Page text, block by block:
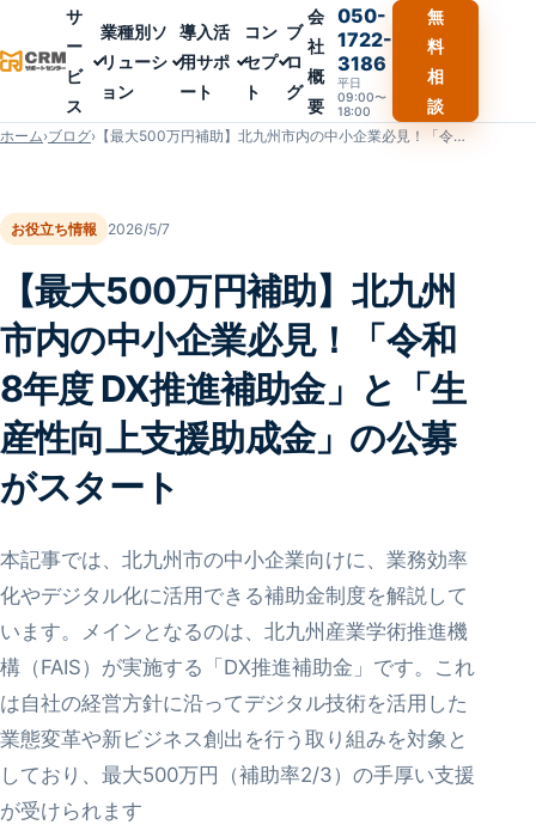
サ
ー
ビ
ス
業種別ソ
リューシ
ョン
導入活
用サポ
ート
コン
セプ
ト
ブ
ロ
グ
会
社
概
要
050-
1722-
3186
平日
09:00〜
18:00
無
料
相
談
ホーム›ブログ› 【最大500万円補助】北九州市内の中小企業必見！「令和8年度 DX推進補助金」と「生産性向上支援助成金」の公募がスタート
お役立ち情報 2026/5/7
【最大500万円補助】北九州
市内の中小企業必見！「令和
8年度 DX推進補助金」と「生
産性向上支援助成金」の公募
がスタート
本記事では、北九州市の中小企業向けに、業務効率
化やデジタル化に活用できる補助金制度を解説して
います。メインとなるのは、北九州産業学術推進機
構（FAIS）が実施する「DX推進補助金」です。これ
は自社の経営方針に沿ってデジタル技術を活用した
業態変革や新ビジネス創出を行う取り組みを対象と
しており、最大500万円（補助率2/3）の手厚い支援
が受けられます